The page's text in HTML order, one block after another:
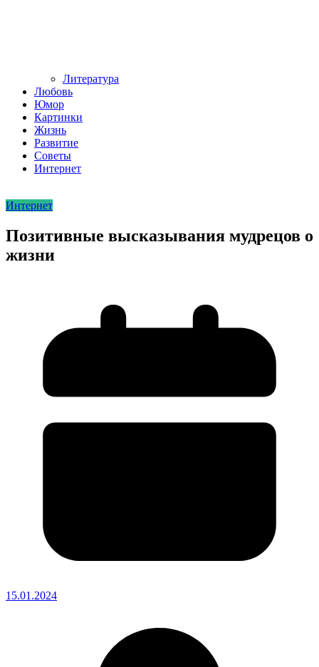
Литература
Любовь
Юмор
Картинки
Жизнь
Развитие
Советы
Интернет
Интернет
Позитивные высказывания мудрецов о
жизни
15.01.2024